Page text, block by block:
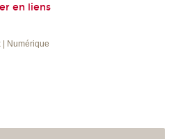
en liens
| Numérique